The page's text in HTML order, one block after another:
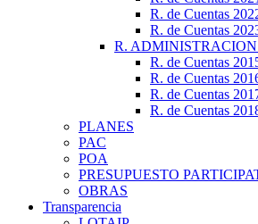
R. de Cuentas
R. de Cuentas
R. ADMINISTRACION
R. de Cuentas
R. de Cuentas
R. de Cuentas
R. de Cuentas
PLANES
PAC
POA
PRESUPUESTO
OBRAS
Transparencia